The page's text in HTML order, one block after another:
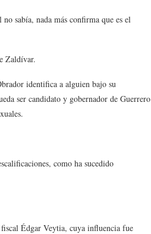
sabía, nada más confirma que es el
Zaldívar.
identifica a alguien bajo su
ser candidato y gobernador de Guerrero
como ha sucedido
Édgar Veytia, cuya influencia fue